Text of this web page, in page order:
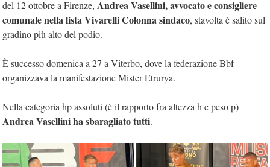
del 12 ottobre a Firenze, Andrea Vasellini, avvocato e consigliere
comunale nella lista Vivarelli Colonna sindaco, stavolta è salito sul
gradino più alto del podio.
È successo domenica a 27 a Viterbo, dove la federazione Bbf
organizzava la manifestazione Mister Etrurya.
Nella categoria hp assoluti (è il rapporto fra altezza h e peso p)
Andrea Vasellini ha sbaragliato tutti.